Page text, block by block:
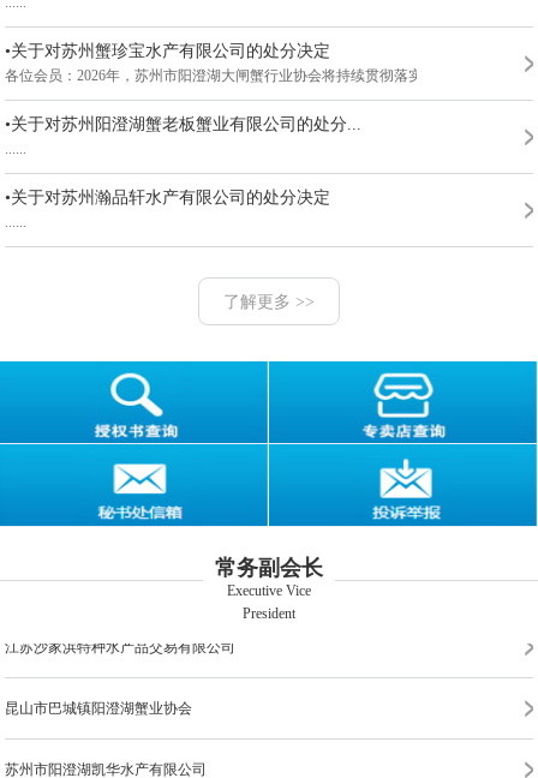
•关于对苏州蟹珍宝水产有限公司的处分决定
各位会员：2026年，苏州市阳澄湖大闸蟹行业协会将持续贯彻落实市委、市政府关
•关于对苏州阳澄湖蟹老板蟹业有限公司的处分...
•关于对苏州瀚品轩水产有限公司的处分决定
了解更多 >>
常务副会长
Executive Vice
President
苏州市阳澄湖唯阳蟹业有限公司
昆山阳澄湖紫珍水产有限公司
苏州工业园区三阳蟹业有限公司
苏州湖强农业科技有限公司
苏州市阳澄湖苏渔水产有限公司
江苏沙家浜特种水产品交易有限公司
昆山市巴城镇阳澄湖蟹业协会
苏州市阳澄湖凯华水产有限公司